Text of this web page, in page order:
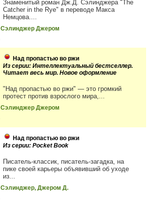
Знаменитый роман Дж.Д. Сэлинджера "The
Catcher in the Rye" в переводе Макса
Немцова....
Сэлинджер Джером
Над пропастью во ржи
Из серии: Интеллектуальный бестселлер.
Читает весь мир. Новое оформление
"Над пропастью во ржи" — это громкий
протест против взрослого мира,...
Сэлинджер Джером
Над пропастью во ржи
Из серии: Pocket Book
Писатель-классик, писатель-загадка, на
пике своей карьеры объявивший об уходе
из...
Сэлинджер, Джером Д.